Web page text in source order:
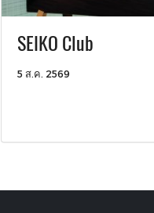
SEIKO Club
5 ส.ค. 2569